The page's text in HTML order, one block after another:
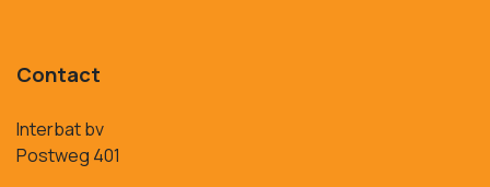
Contact
Interbat bv
Postweg 401